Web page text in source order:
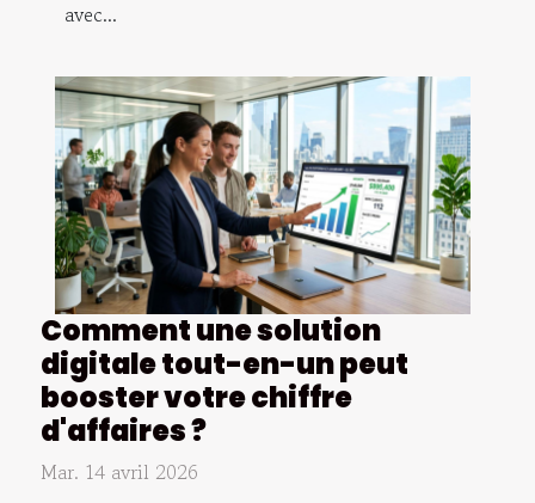
avec...
Comment une solution
digitale tout-en-un peut
booster votre chiffre
d'affaires ?
Mar. 14 avril 2026